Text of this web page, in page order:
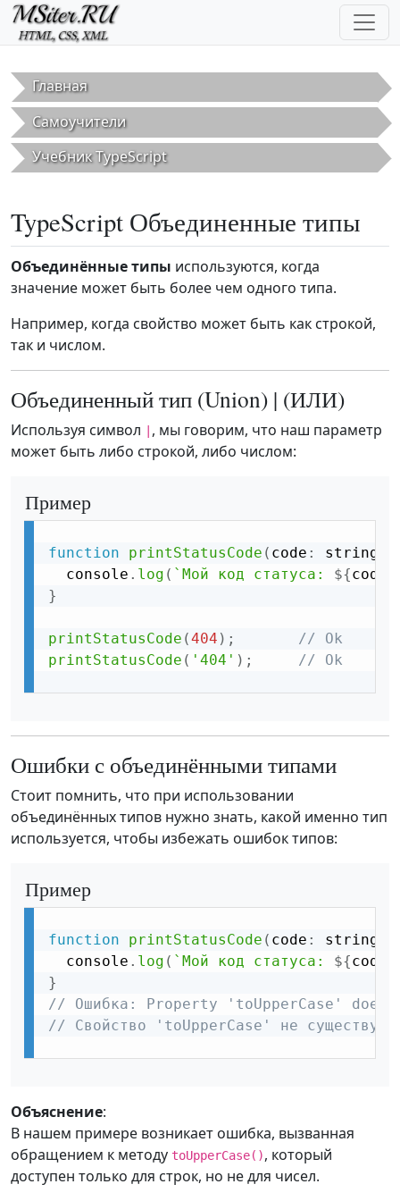
Перейти к основному содержанию
Главная
Самоучители
Учебник TypeScript
TypeScript Объединенные типы
Объединённые типы используются, когда
значение может быть более чем одного типа.
Например, когда свойство может быть как строкой,
так и числом.
Объединенный тип (Union) | (ИЛИ)
Используя символ
, мы говорим, что наш параметр
может быть либо строкой, либо числом:
Пример
function printStatusCode ( code : string
  console
. log ( `Мой код статуса: ${code
}
printStatusCode (404 ) ;
// Ok
printStatusCode ( '404' ) ; // Ok
Ошибки с объединёнными типами
Стоит помнить, что при использовании
объединённых типов нужно знать, какой именно тип
используется, чтобы избежать ошибок типов:
Пример
function printStatusCode ( code : string
  console
. log ( `Мой код статуса: ${code
}
// Ошибка: Property 'toUpperCase'
// Свойство 'toUpperCase' не
Объяснение:
В нашем примере возникает ошибка, вызванная
обращением к методу toUpperCase(), который
доступен только для строк, но не для чисел.